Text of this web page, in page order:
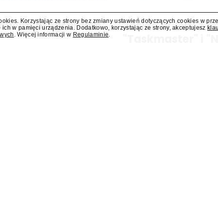
programem
Jesień w TVN z
Korzystając ze strony bez zmiany ustawień dotyczących cookies w
w pamięci urządzenia. Dodatkowo, korzystając ze strony, akceptujesz
. Więcej informacji w Regulaminie.